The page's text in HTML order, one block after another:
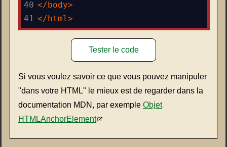
40 </ body>
41 </ html>
Tester le code
Si vous voulez savoir ce que vous pouvez manipuler
"dans votre HTML" le mieux est de regarder dans la
documentation MDN, par exemple Objet
HTMLAnchorElement